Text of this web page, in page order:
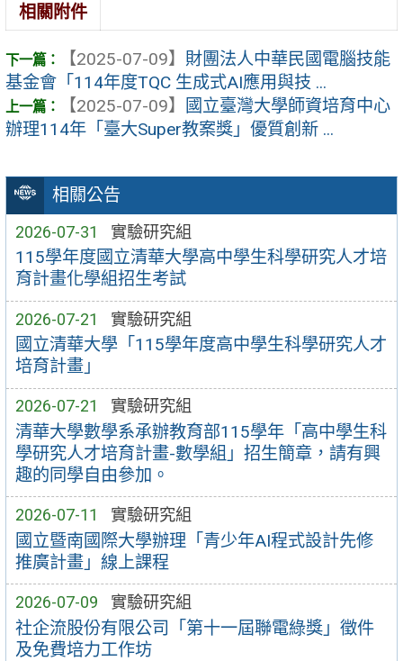
相關公告
2026-07-31 實驗研究組
115學年度國立清華大學高中學生科學研究人才培
育計畫化學組招生考試
2026-07-21 實驗研究組
國立清華大學「115學年度高中學生科學研究人才
培育計畫」
2026-07-21 實驗研究組
清華大學數學系承辦教育部115學年「高中學生科
學研究人才培育計畫-數學組」招生簡章，請有興
趣的同學自由參加。
2026-07-11 實驗研究組
國立暨南國際大學辦理「青少年AI程式設計先修
推廣計畫」線上課程
2026-07-09 實驗研究組
社企流股份有限公司「第十一屆聯電綠獎」徵件
及免費培力工作坊
相關附件
【2025-07-09】 財團法人中華民國電腦技能
基金會「114年度TQC 生成式AI應用與技 ...
【2025-07-09】
國立臺灣大學師資培育中心
辦理114年「臺大Super教案獎」優質創新 ...